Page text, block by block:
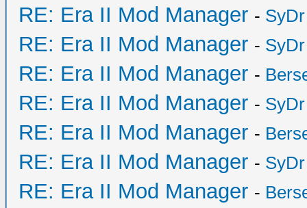
RE: Era II Mod Manager - SyDr
RE: Era II Mod Manager - SyDr
RE: Era II Mod Manager -
RE: Era II Mod Manager - SyDr
RE: Era II Mod Manager -
RE: Era II Mod Manager - SyDr
RE: Era II Mod Manager -